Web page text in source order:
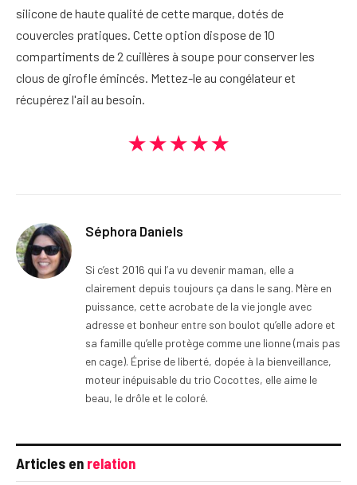
silicone de haute qualité de cette marque, dotés de
couvercles pratiques. Cette option dispose de 10
compartiments de 2 cuillères à soupe pour conserver les
clous de girofle émincés. Mettez-le au congélateur et
récupérez l'ail au besoin.
★★★★★
Séphora Daniels
Si c’est 2016 qui l’a vu devenir maman, elle a
clairement depuis toujours ça dans le sang. Mère en
puissance, cette acrobate de la vie jongle avec
adresse et bonheur entre son boulot qu’elle adore et
sa famille qu’elle protège comme une lionne (mais pas
en cage). Éprise de liberté, dopée à la bienveillance,
moteur inépuisable du trio Cocottes, elle aime le
beau, le drôle et le coloré.
Articles en relation